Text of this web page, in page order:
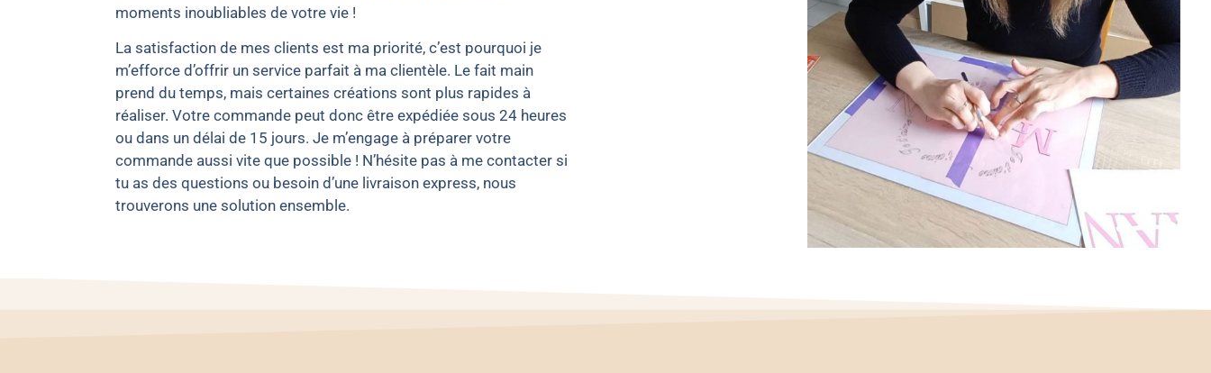
moments inoubliables de votre vie !
La satisfaction de mes clients est ma priorité, c’est pourquoi je
m’efforce d’offrir un service parfait à ma clientèle. Le fait main
prend du temps, mais certaines créations sont plus rapides à
réaliser. Votre commande peut donc être expédiée sous 24 heures
ou dans un délai de 15 jours. Je m’engage à préparer votre
commande aussi vite que possible ! N’hésite pas à me contacter si
tu as des questions ou besoin d’une livraison express, nous
trouverons une solution ensemble.